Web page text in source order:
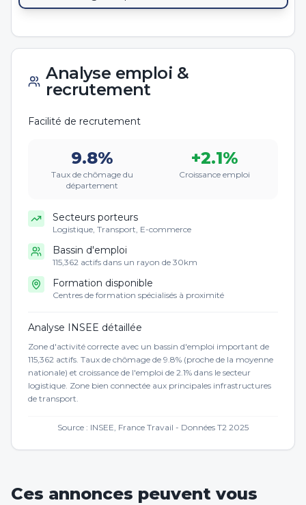
Analyse emploi &
recrutement
Facilité de recrutement
9.8%
Taux de chômage du
département
+2.1%
Croissance emploi
Secteurs porteurs
Logistique, Transport, E-commerce
Bassin d'emploi
115,362 actifs dans un rayon de 30km
Formation disponible
Centres de formation spécialisés à proximité
Analyse INSEE détaillée
Zone d'activité correcte avec un bassin d'emploi important de
115,362 actifs. Taux de chômage de 9.8% (proche de la moyenne
nationale) et croissance de l'emploi de 2.1% dans le secteur
logistique. Zone bien connectée aux principales infrastructures
de transport.
Source : INSEE, France Travail - Données T2 2025
Ces annonces peuvent vous